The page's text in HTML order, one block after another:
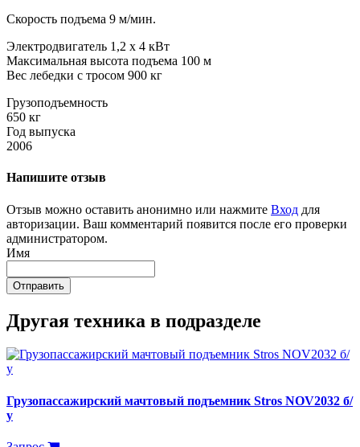
Скорость подъема 9 м/мин.
Электродвигатель 1,2 x 4 кВт
Максимальная высота подъема 100 м
Вес лебедки с тросом 900 кг
Грузоподъемность
650 кг
Год выпуска
2006
Напишите отзыв
Отзыв можно оставить анонимно или нажмите Вход для
авторизации. Ваш комментарий появится после его проверки
администратором.
Имя
Отправить
Другая техника в подразделе
Грузопассажирский мачтовый подъемник Stros NOV2032 б/
у